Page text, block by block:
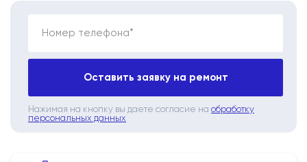
Номер телефона*
Оставить заявку на ремонт
Нажимая на кнопку вы даете согласие на обработку
персональных данных